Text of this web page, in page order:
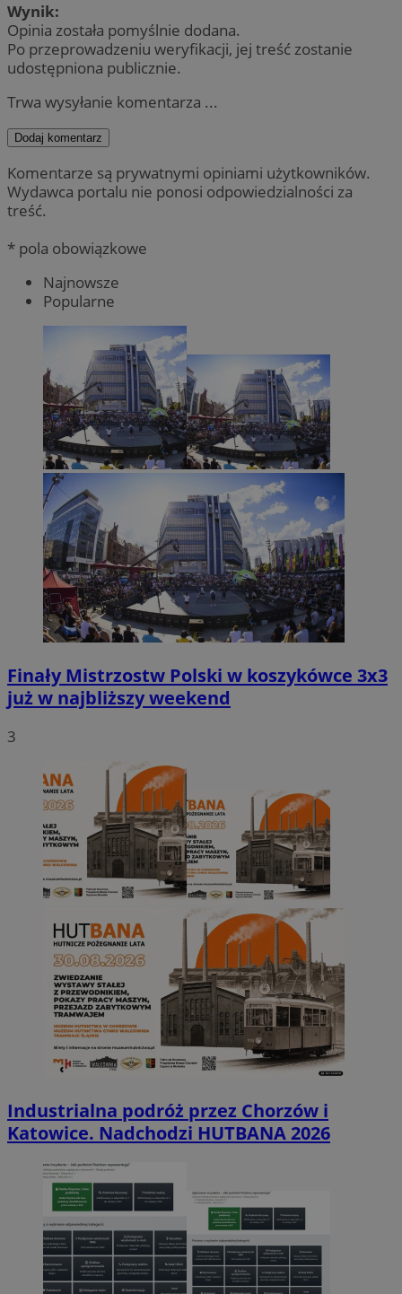
Wynik:
Opinia została pomyślnie dodana.
Po przeprowadzeniu weryfikacji, jej treść zostanie
udostępniona publicznie.
Trwa wysyłanie komentarza ...
Dodaj komentarz
Komentarze są prywatnymi opiniami użytkowników.
Wydawca portalu nie ponosi odpowiedzialności za
treść.
* pola obowiązkowe
Najnowsze
Popularne
Finały Mistrzostw Polski w koszykówce 3x3
już w najbliższy weekend
3
Industrialna podróż przez Chorzów i
Katowice. Nadchodzi HUTBANA 2026